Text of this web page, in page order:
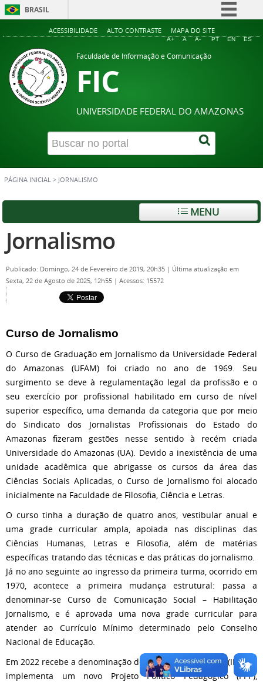
BRASIL
Simplifique!
ACESSIBILIDADE ALTO CONTRASTE MAPA DO SITE
A+ A A- PT EN ES
Faculdade de Informação e Comunicação
FIC
UNIVERSIDADE FEDERAL DO AMAZONAS
PÁGINA INICIAL > JORNALISMO
MENU
Jornalismo
Publicado: Domingo, 24 de Fevereiro de 2019, 20h35 | Última atualização em
Sexta, 22 de Agosto de 2025, 12h55 | Acessos: 15572
Curso de Jornalismo
O Curso de Graduação em Jornalismo da Universidade Federal
do Amazonas (UFAM) foi criado no ano de 1969. Seu
surgimento se deve à regulamentação legal da profissão e o
seu exercício por profissional habilitado em curso de nível
superior específico, uma demanda da categoria que por meio
do Sindicato dos Jornalistas Profissionais do Estado do
Amazonas fizeram gestões nesse sentido à recém criada
Universidade do Amazonas (UA). Devido a inexistência de uma
unidade acadêmica que abrigasse os cursos da área das
Ciências Sociais Aplicadas, o Curso de Jornalismo foi alocado
inicialmente na Faculdade de Filosofia, Ciência e Letras.
O curso tinha a duração de quatro anos, vestibular anual e
uma grade curricular ampla, apoiada nas disciplinas das
Ciências Humanas, Letras e Filosofia, além de matérias
específicas tratando das técnicas e das práticas do jornalismo.
Já no ano seguinte ao ingresso da primeira turma, ocorrido em
1970, acontece a primeira mudança estrutural: passa a
denominar-se Curso de Comunicação Social – Habilitação
Jornalismo, e é aprovada uma nova grade curricular para
atender ao Currículo Mínimo determinado pelo Conselho
Nacional de Educação.
Em 2022 recebe a denominação de Curso de Jornalismo (IH46) e
implementa um novo Projeto Político Pedagógico (PPP),